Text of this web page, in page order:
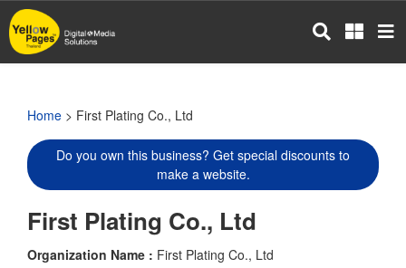
Skip
to
main
Home > First Plating Co., Ltd
Do you own this business? Get special discounts to
make a website.
First Plating Co., Ltd
Organization Name : First Plating Co., Ltd